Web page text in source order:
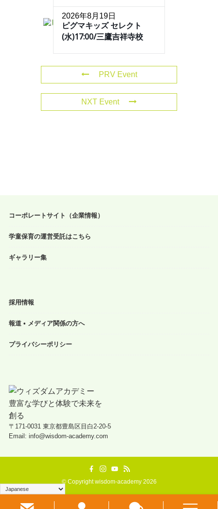
2026年8月19日
ピグマキッズ セレクト
(水)17:00/三鷹吉祥寺校
PRV Event
NXT Event
コーポレートサイト（企業情報）
学童保育の運営受託はこちら
ギャラリー集
採用情報
報道 • メディア関係の方へ
プライバシーポリシー
〒171-0031 東京都豊島区目白2-20-5
Email: info@wisdom-academy.com
©Copyright wisdom-academy 2026